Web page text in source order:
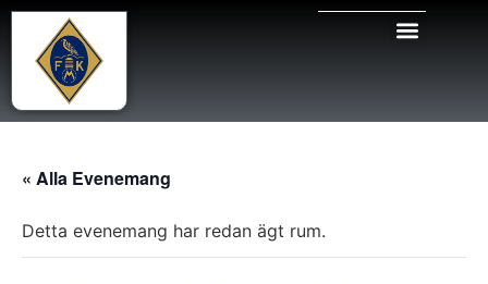
« Alla Evenemang
Detta evenemang har redan ägt rum.